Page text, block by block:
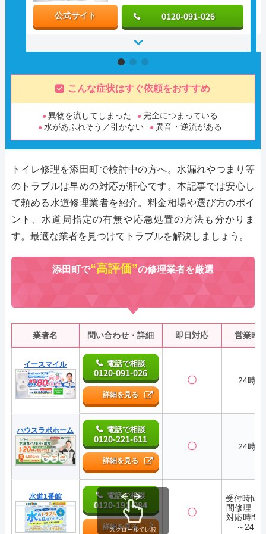
公式サイト 0120-091-026
こんな症状はすぐ依頼をおすすめ
異物を流してしまった
完全につまっている
水があふれそう／引かない
異音・逆流がある
トイレ修理を添田町で検討中の方へ。水漏れやつまり等
のトラブルは早めの対応が肝心です。本記事では安心し
て頼める水道修理業者を紹介。料金相場や選び方のポイ
ント、水道局指定の有無や応急処置の方法も分かりま
す。最適な業者を見つけてトラブルを解決しましょう。
添田町で“高評価”の修理業者を厳選
業者名 問い合わせ・詳細 即日対応 営業時
イースマイル 電話で相談
0120-091-026
詳細を見る
〇 24時間
ハウスラボホーム 電話で相談
0120-221-611
詳細を見る
〇 24時間
水道1番館 電話で相談
0120-191-084
詳細を見る
〇
受付時間
間修理・
対応時間
～24:00
スクロールで比較